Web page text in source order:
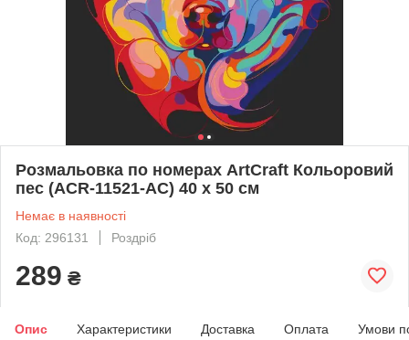
Розмальовка по номерах ArtCraft Кольоровий
пес (ACR-11521-AC) 40 х 50 см
Немає в наявності
Код: 296131
Роздріб
289 ₴
Опис Характеристики Доставка Оплата Умови